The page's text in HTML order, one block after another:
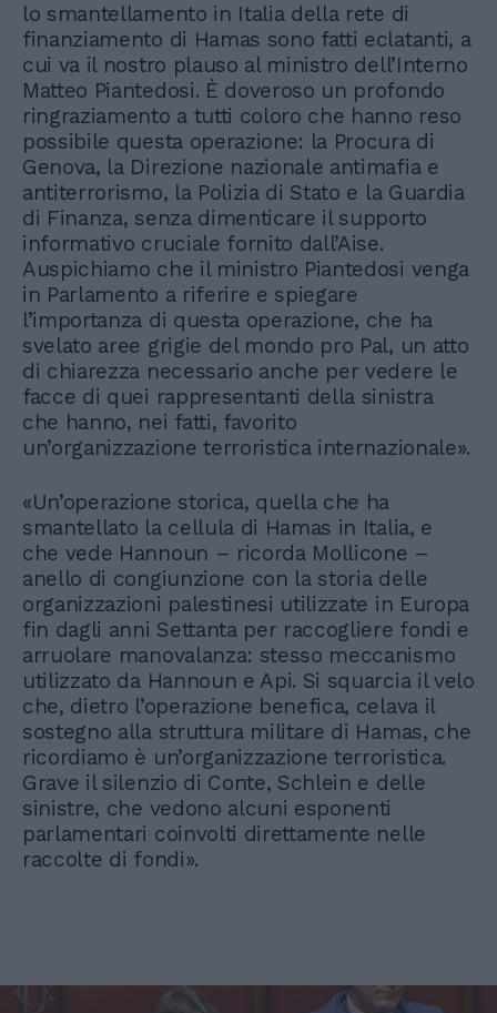
lo smantellamento in Italia della rete di
finanziamento di Hamas sono fatti eclatanti, a
cui va il nostro plauso al ministro dell’Interno
Matteo Piantedosi. È doveroso un profondo
ringraziamento a tutti coloro che hanno reso
possibile questa operazione: la Procura di
Genova, la Direzione nazionale antimafia e
antiterrorismo, la Polizia di Stato e la Guardia
di Finanza, senza dimenticare il supporto
informativo cruciale fornito dall’Aise.
Auspichiamo che il ministro Piantedosi venga
in Parlamento a riferire e spiegare
l’importanza di questa operazione, che ha
svelato aree grigie del mondo pro Pal, un atto
di chiarezza necessario anche per vedere le
facce di quei rappresentanti della sinistra
che hanno, nei fatti, favorito
un’organizzazione terroristica internazionale».
«Un’operazione storica, quella che ha
smantellato la cellula di Hamas in Italia, e
che vede Hannoun – ricorda Mollicone –
anello di congiunzione con la storia delle
organizzazioni palestinesi utilizzate in Europa
fin dagli anni Settanta per raccogliere fondi e
arruolare manovalanza: stesso meccanismo
utilizzato da Hannoun e Api. Si squarcia il velo
che, dietro l’operazione benefica, celava il
sostegno alla struttura militare di Hamas, che
ricordiamo è un’organizzazione terroristica.
Grave il silenzio di Conte, Schlein e delle
sinistre, che vedono alcuni esponenti
parlamentari coinvolti direttamente nelle
raccolte di fondi».